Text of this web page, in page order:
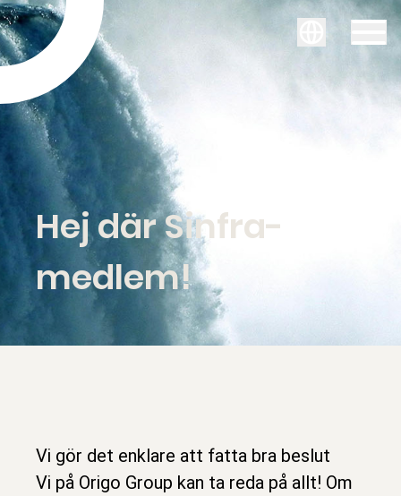
Svenska
Hej där Sinfra-
medlem!
Vi gör det enklare att fatta bra beslut
Vi på Origo Group kan ta reda på allt! Om